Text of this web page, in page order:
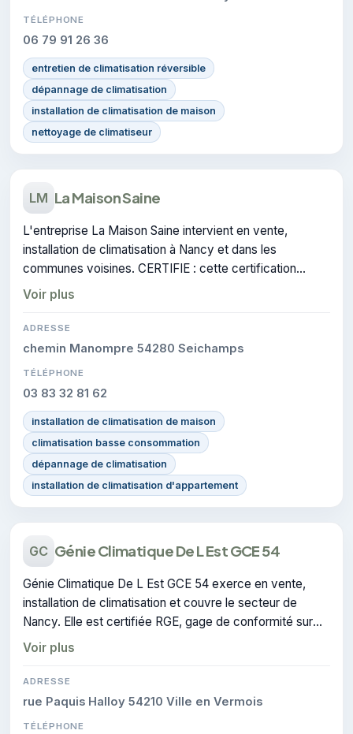
TÉLÉPHONE
06 79 91 26 36
entretien de climatisation réversible
dépannage de climatisation
installation de climatisation de maison
nettoyage de climatiseur
LM La Maison Saine
L'entreprise La Maison Saine intervient en vente,
installation de climatisation à Nancy et dans les
communes voisines. CERTIFIE : cette certification
atteste du savoir-faire de l'entreprise.
Voir plus
ADRESSE
chemin Manompre 54280 Seichamps
TÉLÉPHONE
03 83 32 81 62
installation de climatisation de maison
climatisation basse consommation
dépannage de climatisation
installation de climatisation d'appartement
GC Génie Climatique De L Est GCE 54
Génie Climatique De L Est GCE 54 exerce en vente,
installation de climatisation et couvre le secteur de
Nancy. Elle est certifiée RGE, gage de conformité sur
les interventions réalisées.
Voir plus
ADRESSE
rue Paquis Halloy 54210 Ville en Vermois
TÉLÉPHONE